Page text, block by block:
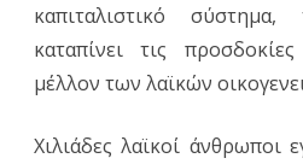
καπιταλιστικό
καταπίνει τις
μέλλον των λαϊκών
Χιλιάδες λαϊκοί άνθρωποι